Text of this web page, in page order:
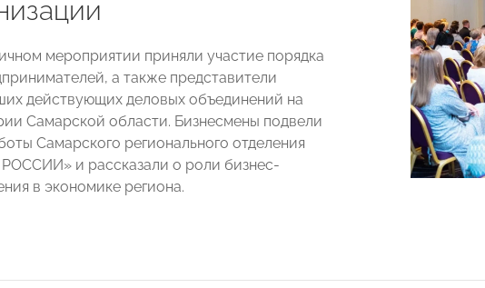
мероприятии приняли участие порядка
а также представители
действующих деловых объединений на
Самарской области. Бизнесмены подвели
Самарского регионального отделения
и рассказали о роли бизнес-
в экономике региона.